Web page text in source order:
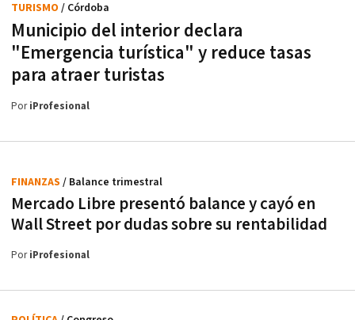
Municipio del interior declara
"Emergencia turística" y reduce tasas
para atraer turistas
TURISMO / Córdoba
PoriProfesional
Mercado Libre presentó balance y cayó en
Wall Street por dudas sobre su rentabilidad
FINANZAS / Balance trimestral
PoriProfesional